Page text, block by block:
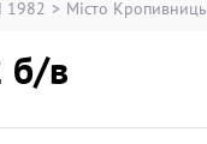
1982 > Місто
б/в